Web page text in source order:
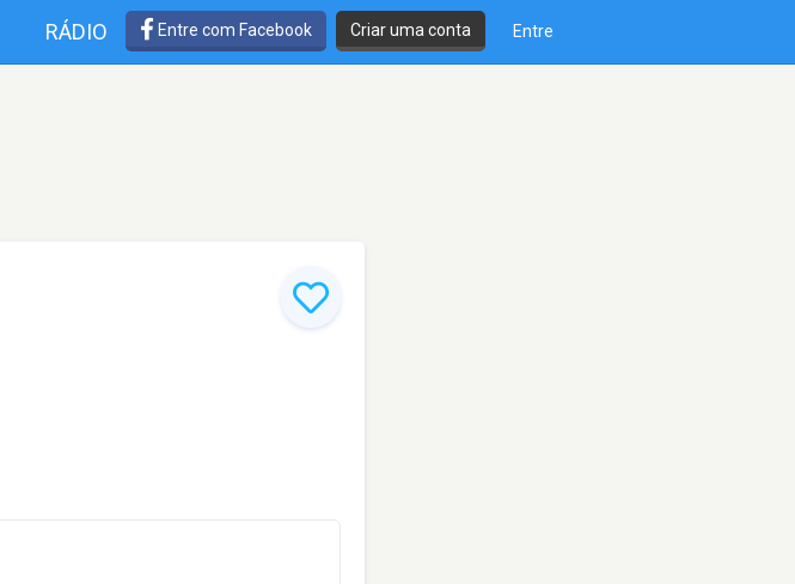
RÁDIO Entre com Facebook Criar uma conta Entre